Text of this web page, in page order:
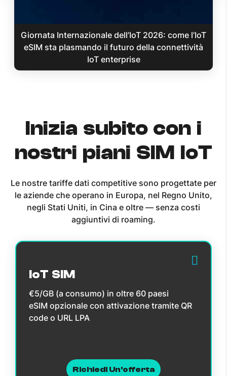
Giornata Internazionale dell’IoT 2026: come l’IoT
eSIM sta plasmando il futuro della connettività
IoT enterprise
Inizia subito con i
nostri piani SIM IoT
Le nostre tariffe dati competitive sono progettate per
le aziende che operano in Europa, nel Regno Unito,
negli Stati Uniti, in Cina e oltre — senza costi
aggiuntivi di roaming.
IoT SIM
€5/GB (a consumo) in oltre 60 paesi
eSIM opzionale con attivazione tramite QR
code o URL LPA
Richiedi Un'offerta